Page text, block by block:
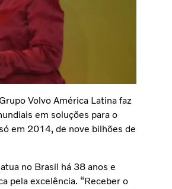
Volvo América Latina faz
em soluções para o
em 2014, de nove bilhões de
no Brasil há 38 anos e
pela excelência. “Receber o